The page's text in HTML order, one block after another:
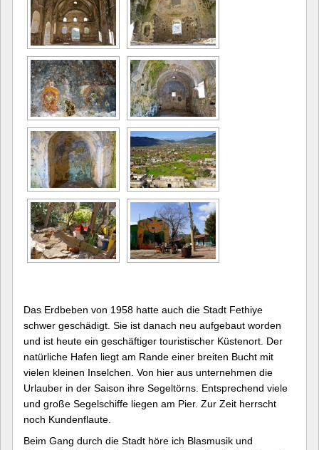
Das Erdbeben von 1958 hatte auch die Stadt Fethiye
schwer geschädigt. Sie ist danach neu aufgebaut worden
und ist heute ein geschäftiger touristischer Küstenort. Der
natürliche Hafen liegt am Rande einer breiten Bucht mit
vielen kleinen Inselchen. Von hier aus unternehmen die
Urlauber in der Saison ihre Segeltörns. Entsprechend viele
und große Segelschiffe liegen am Pier. Zur Zeit herrscht
noch Kundenflaute.
Beim Gang durch die Stadt höre ich Blasmusik und